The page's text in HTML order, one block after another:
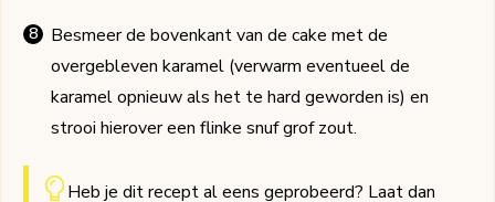
Besmeer de bovenkant van de cake met de
overgebleven karamel (verwarm eventueel de
karamel opnieuw als het te hard geworden is) en
strooi hierover een flinke snuf grof zout.
Heb je dit recept al eens geprobeerd? Laat dan